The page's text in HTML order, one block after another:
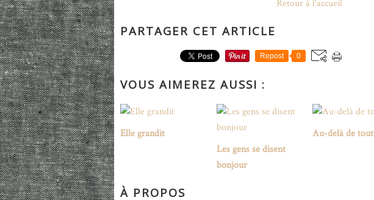
Retour à l'accueil
PARTAGER CET ARTICLE
Repost 0
VOUS AIMEREZ AUSSI :
Elle grandit
Les gens se disent
bonjour
Au-delà de tout
À PROPOS